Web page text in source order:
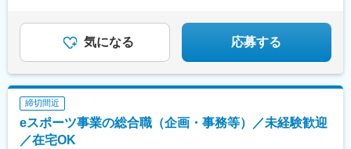
別途全額支給します。
気になる 応募する
締切間近
eスポーツ事業の総合職（企画・事務等）／未経験歓迎
／在宅OK